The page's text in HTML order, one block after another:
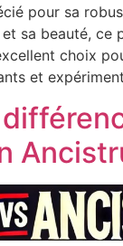
pour sa
sa beauté, ce
choix
et